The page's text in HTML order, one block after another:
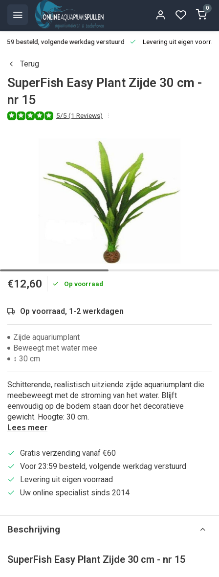
0
besteld, volgende werkdag verstuurd Levering uit eigen
Terug
SuperFish Easy Plant Zijde 30 cm -
nr 15
5/5 (1 Reviews)
€12,60 Op voorraad
Op voorraad, 1-2 werkdagen
Zijde aquariumplant
Beweegt met water mee
↕ 30 cm
Schitterende, realistisch uitziende zijde aquariumplant die
meebeweegt met de stroming van het water. Blijft
eenvoudig op de bodem staan door het decoratieve
gewicht. Hoogte: 30 cm.
Lees meer
Gratis verzending vanaf €60
Voor 23:59 besteld, volgende werkdag verstuurd
Levering uit eigen voorraad
Uw online specialist sinds 2014
Beschrijving
SuperFish Easy Plant Zijde 30 cm - nr 15